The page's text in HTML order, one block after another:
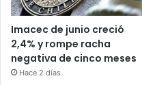
Imacec de junio creció
2,4% y rompe racha
negativa de cinco meses
Hace 2 días